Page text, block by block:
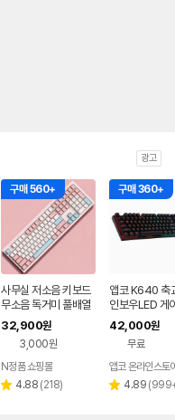
광고
구매 560+
사무실 저소음 키보드
무소음 독거미 풀배열
조용한 컴퓨터 자판기
핑크 유선 사무용 키보
32,900원
3,000원
페이
N정품 쇼핑몰
별 4.88 리
(218)
구매 360+
앱코 K640 축
인보우LED 게
계식 키보드 N
축
42,000원
무료
앱코 온라인스토
별 4.89 리
(